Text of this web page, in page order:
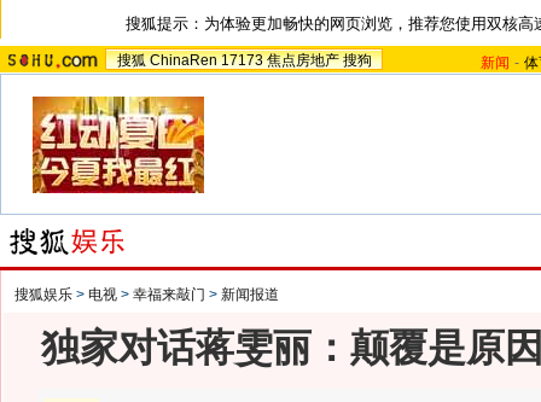
搜狐提示：为体验更加畅快的网页浏览，推荐您使用双核高
搜狐 ChinaRen 17173 焦点房地产 搜狗 新闻 -
搜狐娱乐 > 电视 > 幸福来敲门 > 新闻报道
独家对话蒋雯丽：颠覆是原